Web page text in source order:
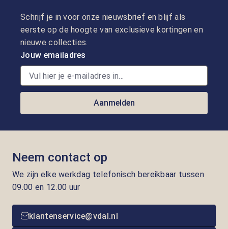
Schrijf je in voor onze nieuwsbrief en blijf als
eerste op de hoogte van exclusieve kortingen en
nieuwe collecties.
Jouw emailadres
Aanmelden
Neem contact op
We zijn elke werkdag telefonisch bereikbaar tussen
09.00 en 12.00 uur
klantenservice@vdal.nl